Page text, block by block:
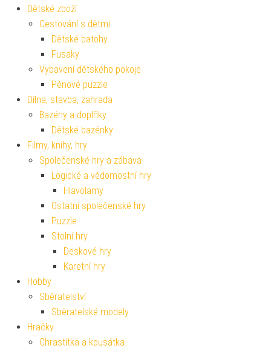
Dětské zboží
Cestování s dětmi
Dětské batohy
Fusaky
Vybavení dětského pokoje
Pěnové puzzle
Dílna, stavba, zahrada
Bazény a doplňky
Dětské bazénky
Filmy, knihy, hry
Společenské hry a zábava
Logické a vědomostní hry
Hlavolamy
Ostatní společenské hry
Puzzle
Stolní hry
Deskové hry
Karetní hry
Hobby
Sběratelství
Sběratelské modely
Hračky
Chrastítka a kousátka